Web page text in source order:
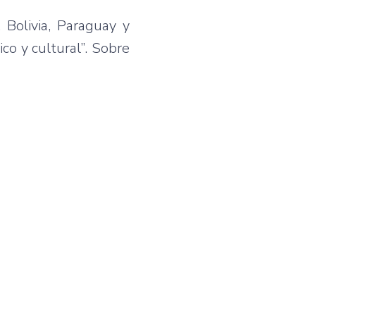
Paraguay y
y cultural”. Sobre